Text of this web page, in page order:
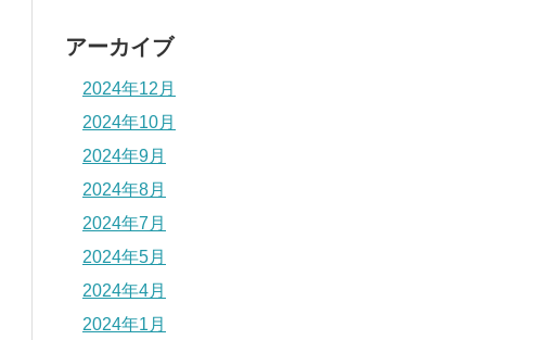
アーカイブ
2024年12月
2024年10月
2024年9月
2024年8月
2024年7月
2024年5月
2024年4月
2024年1月